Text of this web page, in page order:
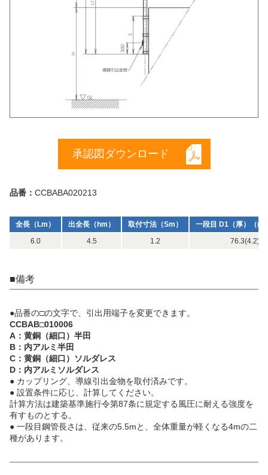
承認図ダウンロード
品番： CCBABA020213
全長（Lm） 出全長（hm） 取付寸法（Sm）
一段目 D1（厚）（
6.0
4.5 1.2 76.3(4.2) x
■備考
●品番の□の文字で、引出用端子を変更できます。
CCBAB□010006
A：黄銅（細口）半田
B：内アルミ半田
C：黄銅（細口）ソルダレス
D：内アルミソルダレス
● カップリング、導線引出金物を取付済みです。
● 設置条件に応じ、計算してください。
計算方法は建築基準施行令第87条に規定する風圧に耐える強度を
有すものとする。
● 一段目鋼管長さは、従来の5.5mと、全体重量が軽くなる4mの二
種があります。